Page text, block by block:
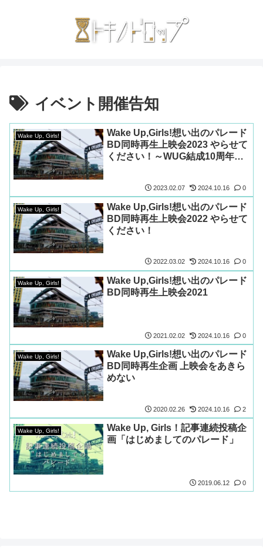
イベント開催告知
Wake Up, Girls!
Wake Up,Girls!想い出のパレード
BD同時再生上映会2023 やらせて
ください！～WUG結成10周年イ
2023.02.07 2024.10.16 0
Wake Up, Girls!
Wake Up,Girls!想い出のパレード
BD同時再生上映会2022 やらせて
ください！
2022.03.02 2024.10.16 0
Wake Up, Girls!
Wake Up,Girls!想い出のパレード
BD同時再生上映会2021
2021.02.02 2024.10.16 0
Wake Up, Girls!
Wake Up,Girls!想い出のパレード
BD同時再生企画 上映会をあきら
めない
2020.02.26 2024.10.16 2
Wake Up, Girls!
Wake Up, Girls！記事連続投稿企
画「はじめましてのパレード」
2019.06.12 0